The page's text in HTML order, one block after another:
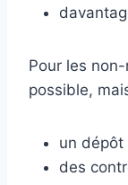
Pour les
possible,
un dépôt
des